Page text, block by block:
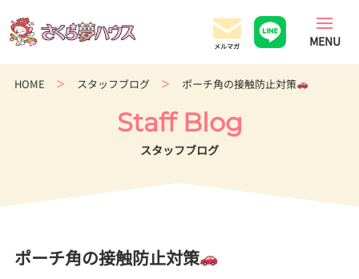
の
超
ー
コ
門
HOME スタッフブログ ポーチ角の接触防止対策
Staff Blog
スタッフブログ
ポーチ角の接触防止対策